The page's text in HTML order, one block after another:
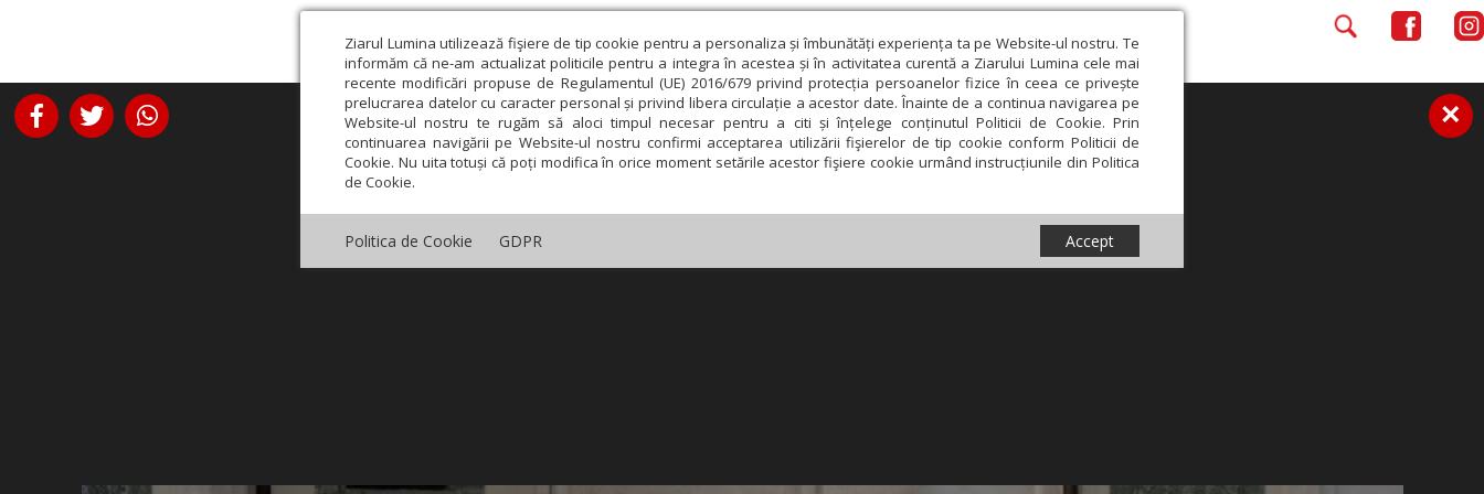
Ziarul Lumina utilizează fişiere de tip cookie pentru a personaliza și îmbunătăți experiența ta pe Website-ul nostru. Te
informăm că ne-am actualizat politicile pentru a integra în acestea și în activitatea curentă a Ziarului Lumina cele mai
recente modificări propuse de Regulamentul (UE) 2016/679 privind protecția persoanelor fizice în ceea ce privește
prelucrarea datelor cu caracter personal și privind libera circulație a acestor date. Înainte de a continua navigarea pe
Website-ul nostru te rugăm să aloci timpul necesar pentru a citi și înțelege conținutul Politicii de Cookie. Prin
continuarea navigării pe Website-ul nostru confirmi acceptarea utilizării fişierelor de tip cookie conform Politicii de
Cookie. Nu uita totuși că poți modifica în orice moment setările acestor fişiere cookie urmând instrucțiunile din Politica
de Cookie.
Politica de Cookie GDPR Accept
×